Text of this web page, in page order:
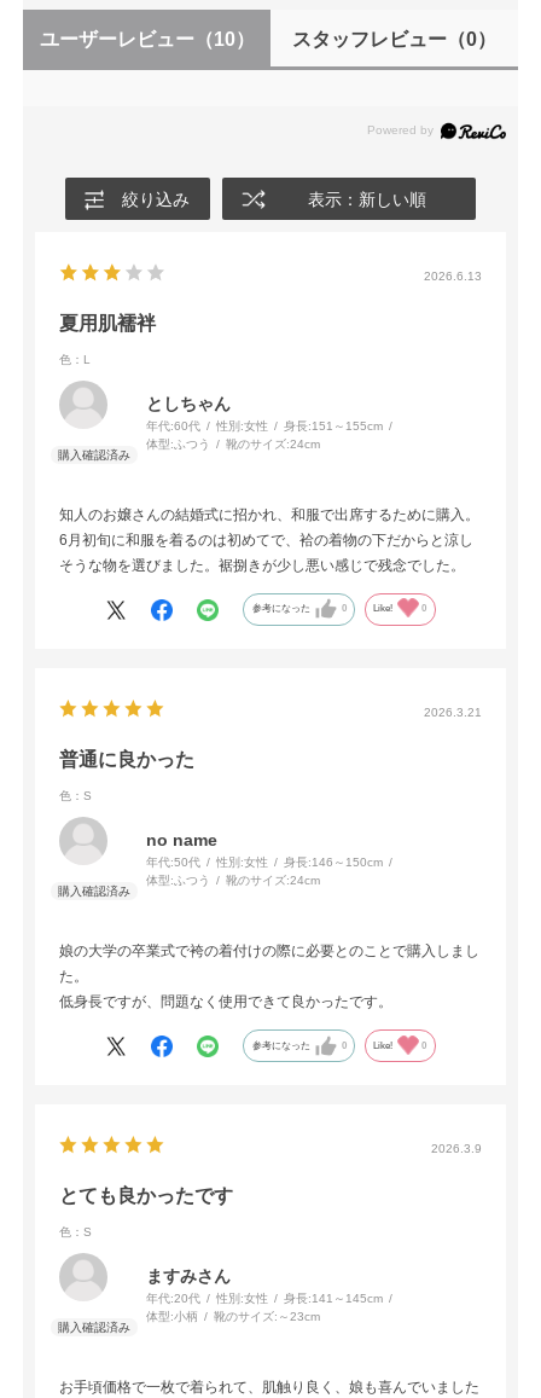
ユーザーレビュー （10） スタッフレビュー（0）
絞り込み 表示：新しい順
2026.6.13
夏用肌襦袢
色：L
としちゃん
年代:60代 性別:女性 身長:151～155cm
体型: ふつう 靴のサイズ:24cm
知人のお嬢さんの結婚式に招かれ、和服で出席するために購入。
6月初旬に和服を着るのは初めてで、袷の着物の下だからと涼し
そうな物を選びました。裾捌きが少し悪い感じで残念でした。
参考になった 0 Like! 0
2026.3.21
普通に良かった
色：S
no name
年代:50代 性別:女性 身長:146～150cm
体型:ふつう 靴のサイズ:24cm
娘の大学の卒業式で袴の着付けの際に必要とのことで購入しまし
た。
低身長ですが、問題なく使用できて良かったです。
参考になった 0 Like! 0
2026.3.9
とても良かったです
色：S
ますみさん
年代:20代 性別:女性 身長:141～145cm
体型:小柄 靴のサイズ: ～23cm
お手頃価格で一枚で着られて、肌触り良く、娘も喜んでいました